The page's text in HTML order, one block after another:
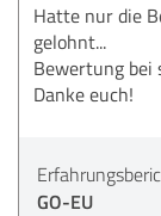
Hatte nur die
gelohnt...
Bewertung bei
Danke euch!
GO-EU